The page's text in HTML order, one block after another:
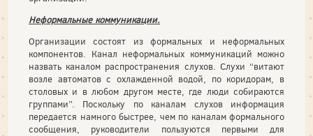
Неформальные коммуникации.
Организации состоят из формальных и неформальных
компонентов. Канал неформальных коммуникаций можно
назвать каналом распространения слухов. Слухи “витают
возле автоматов с охлажденной водой, по коридорам, в
столовых и в любом другом месте, где люди собираются
группами”. Поскольку по каналам слухов информация
передается намного быстрее, чем по каналам формального
сообщения, руководители пользуются первыми для